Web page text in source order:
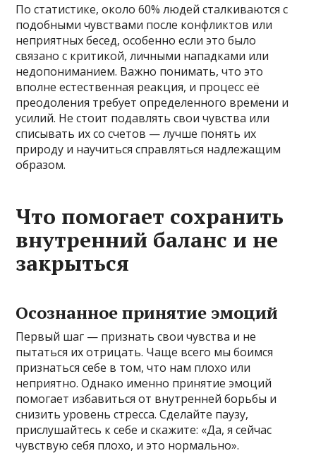
По статистике, около 60% людей сталкиваются с
подобными чувствами после конфликтов или
неприятных бесед, особенно если это было
связано с критикой, личными нападками или
недопониманием. Важно понимать, что это
вполне естественная реакция, и процесс её
преодоления требует определенного времени и
усилий. Не стоит подавлять свои чувства или
списывать их со счетов — лучше понять их
природу и научиться справляться надлежащим
образом.
Что помогает сохранить
внутренний баланс и не
закрыться
Осознанное принятие эмоций
Первый шаг — признать свои чувства и не
пытаться их отрицать. Чаще всего мы боимся
признаться себе в том, что нам плохо или
неприятно. Однако именно принятие эмоций
помогает избавиться от внутренней борьбы и
снизить уровень стресса. Сделайте паузу,
прислушайтесь к себе и скажите: «Да, я сейчас
чувствую себя плохо, и это нормально».